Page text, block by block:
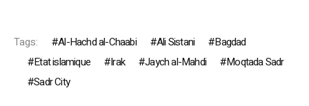
Tags: Al-Hachd al-Chaabi Ali Sistani
Bagdad
Etat islamique
Irak Jaych al-Mahdi
Moqtada Sadr
Sadr City